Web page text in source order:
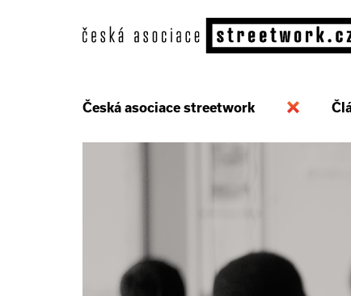
Česká asociace streetwork